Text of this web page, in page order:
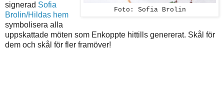
Foto: Sofia Brolin
signerad Sofia
Brolin/Hildas hem
symbolisera alla
uppskattade möten som Enkoppte hittills genererat. Skål för
dem och skål för fler framöver!